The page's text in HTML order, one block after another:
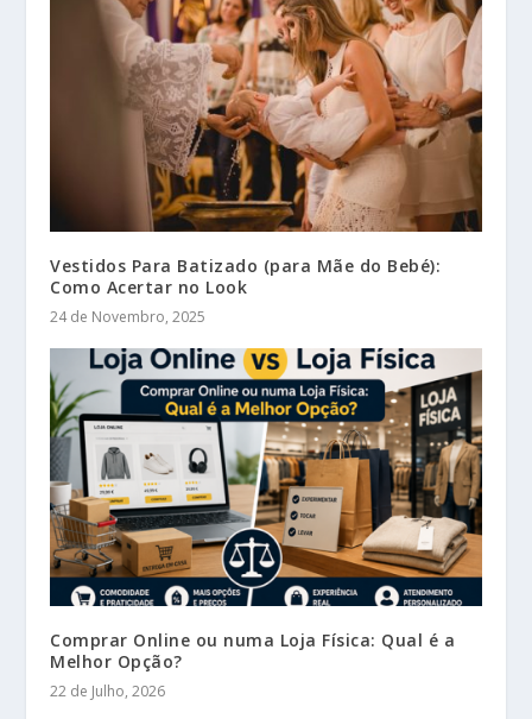
Vestidos Para Batizado (para Mãe do Bebé):
Como Acertar no Look
24 de Novembro, 2025
Comprar Online ou numa Loja Física: Qual é a
Melhor Opção?
22 de Julho, 2026